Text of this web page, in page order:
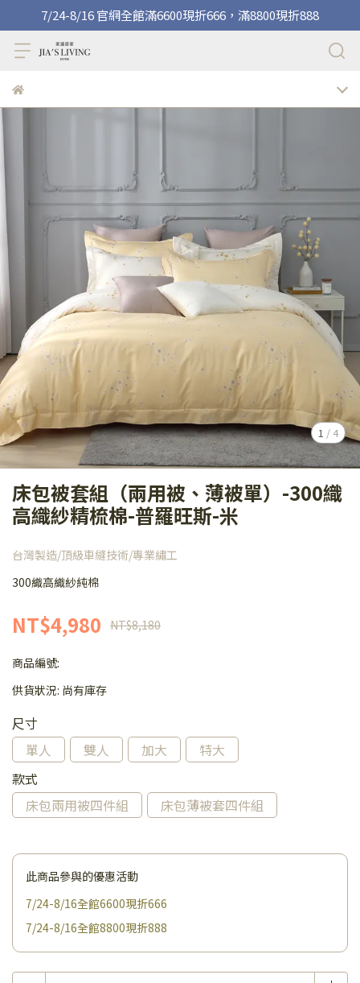
7/24-8/16 官網全館滿6600現折666，滿8800現折888
1 / 4
床包被套組（兩用被、薄被單）-300織
高織紗精梳棉-普羅旺斯-米
台灣製造/頂級車縫技術/專業繡工
300織高織紗純棉
NT$4,980 NT$8,180
商品編號:
供貨狀況: 尚有庫存
尺寸
單人
雙人 加大
特大
款式
床包兩用被四件組
床包薄被套四件組
此商品參與的優惠活動
7/24-8/16全館6600現折666
7/24-8/16全館8800現折888